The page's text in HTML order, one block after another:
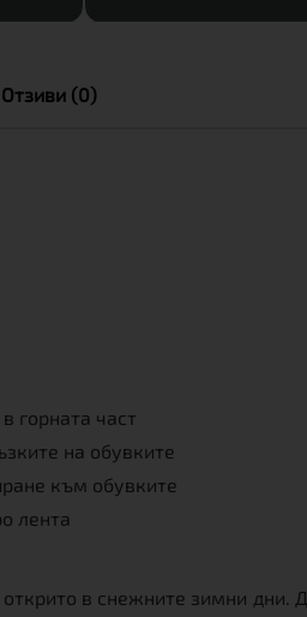
Отзиви (0)
горната част
на обувките
към обувките
лента
в снежните зимни дни.